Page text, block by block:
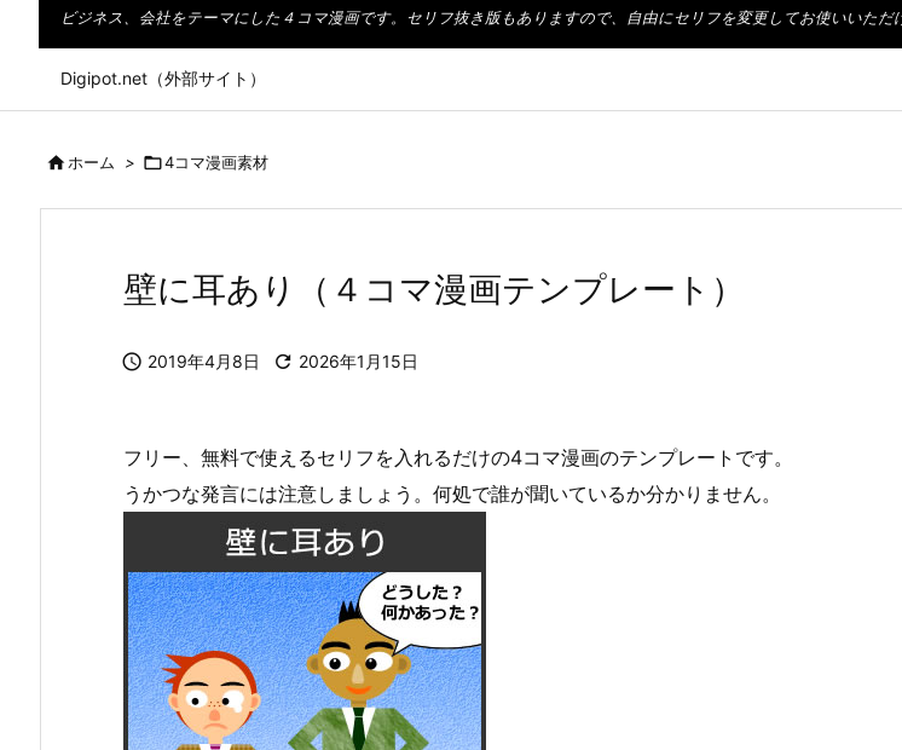
ビジネス、会社をテーマにした４コマ漫画です。セリフ抜き版もありますので、自由にセリフを変更してお使いいた
Digipot.net（外部サイト）
ホーム > 4コマ漫画素材
壁に耳あり（４コマ漫画テンプレート）
 2019年4月8日  2026年1月15日
フリー、無料で使えるセリフを入れるだけの4コマ漫画のテンプレートです。
うかつな発言には注意しましょう。何処で誰が聞いているか分かりません。